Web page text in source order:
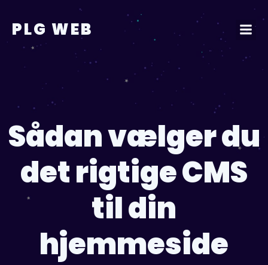
indholdPLG WEB
Sådan vælger du
det rigtige CMS
til din
hjemmeside